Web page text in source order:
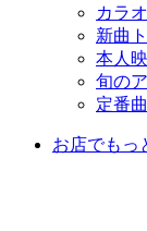
カラ
新曲
本人
旬の
定番
お店でもっ